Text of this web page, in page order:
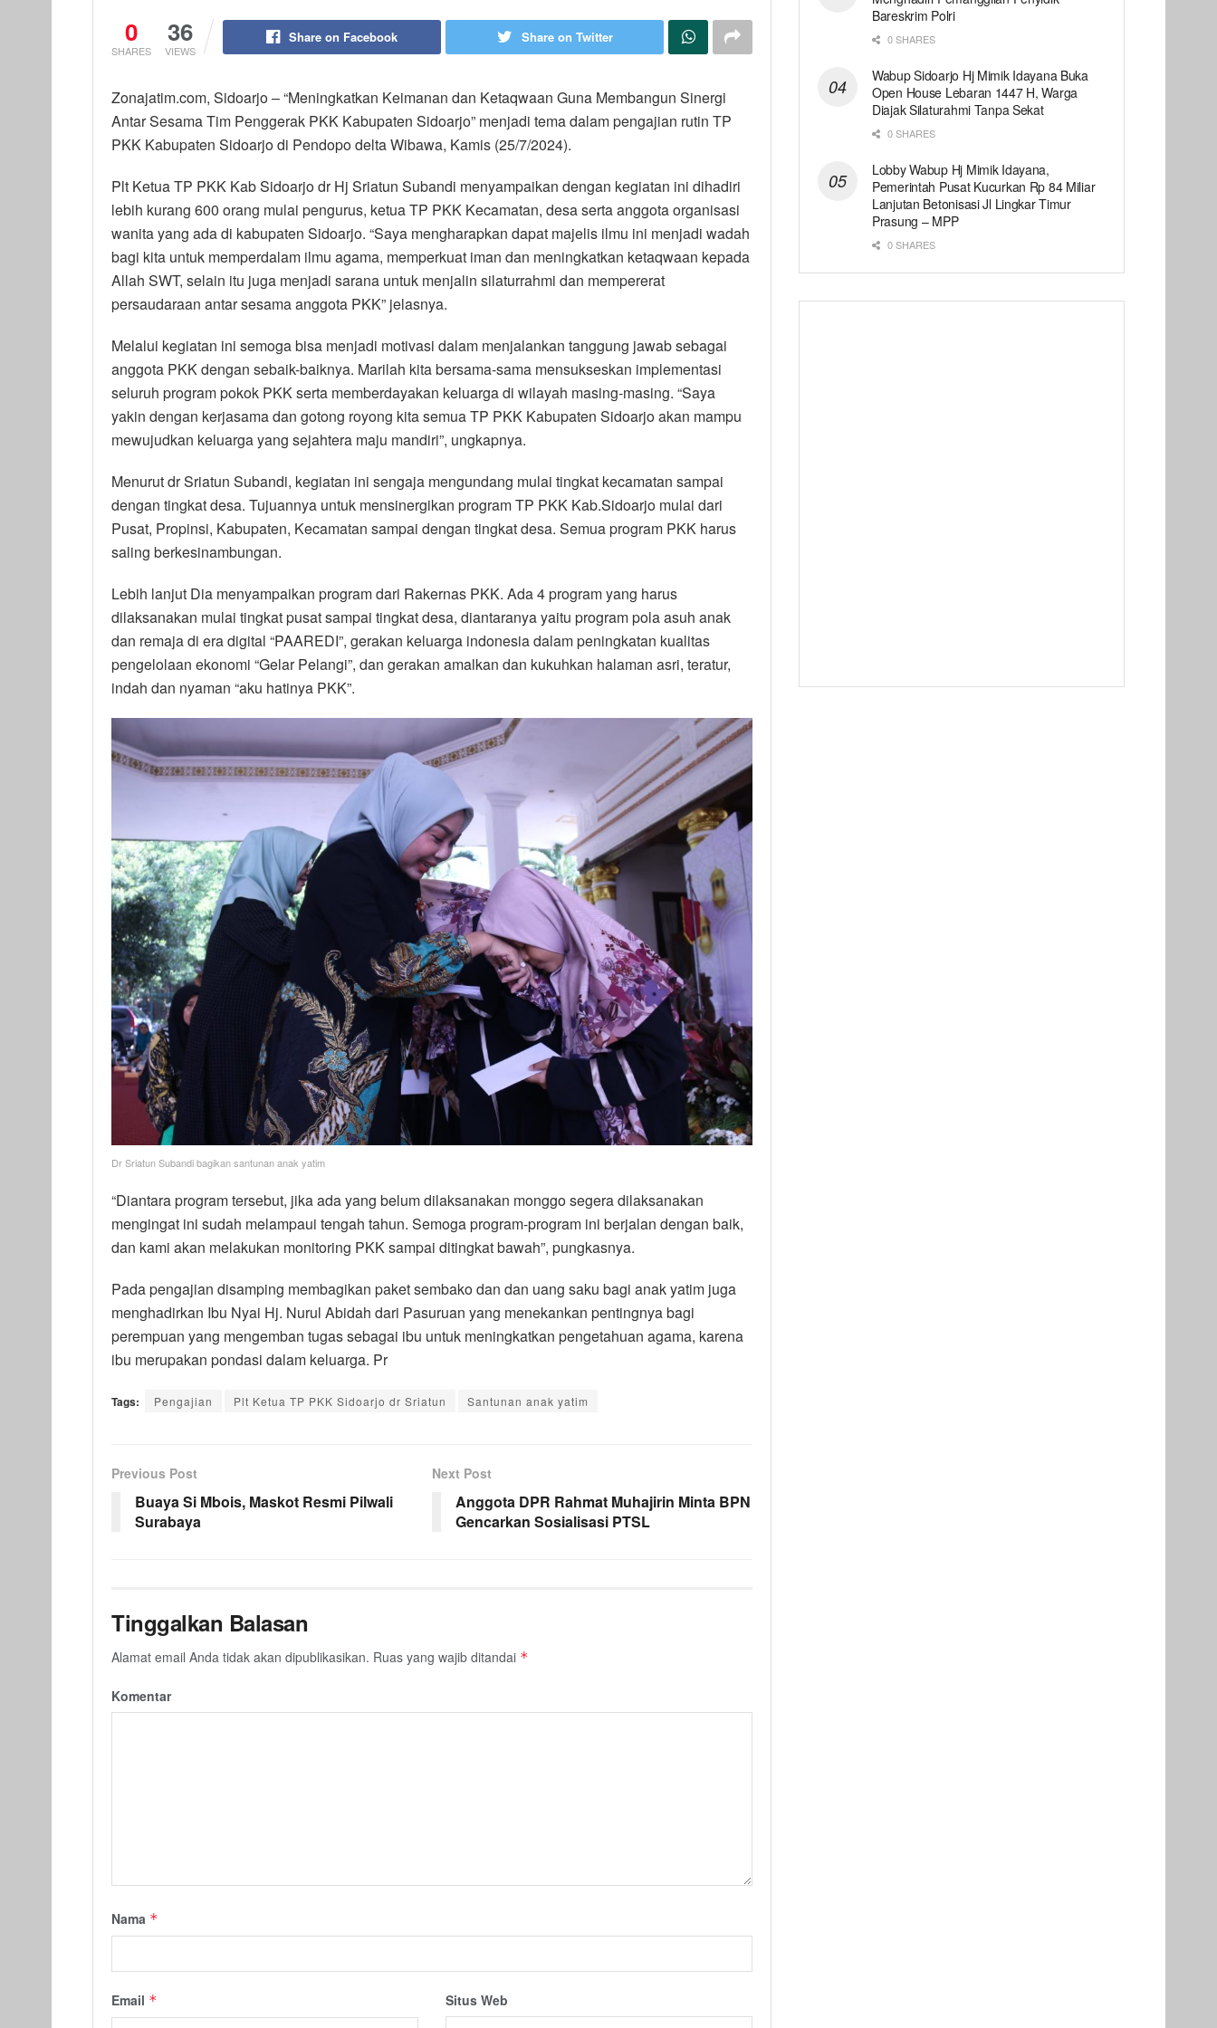
0
SHARES
36
VIEWS
Share on Facebook Share on Twitter
Zonajatim.com, Sidoarjo – “Meningkatkan Keimanan dan Ketaqwaan Guna Membangun Sinergi
Antar Sesama Tim Penggerak PKK Kabupaten Sidoarjo” menjadi tema dalam pengajian rutin TP
PKK Kabupaten Sidoarjo di Pendopo delta Wibawa, Kamis (25/7/2024).
Plt Ketua TP PKK Kab Sidoarjo dr Hj Sriatun Subandi menyampaikan dengan kegiatan ini dihadiri
lebih kurang 600 orang mulai pengurus, ketua TP PKK Kecamatan, desa serta anggota organisasi
wanita yang ada di kabupaten Sidoarjo. “Saya mengharapkan dapat majelis ilmu ini menjadi wadah
bagi kita untuk memperdalam ilmu agama, memperkuat iman dan meningkatkan ketaqwaan kepada
Allah SWT, selain itu juga menjadi sarana untuk menjalin silaturrahmi dan mempererat
persaudaraan antar sesama anggota PKK” jelasnya.
Melalui kegiatan ini semoga bisa menjadi motivasi dalam menjalankan tanggung jawab sebagai
anggota PKK dengan sebaik-baiknya. Marilah kita bersama-sama mensukseskan implementasi
seluruh program pokok PKK serta memberdayakan keluarga di wilayah masing-masing. “Saya
yakin dengan kerjasama dan gotong royong kita semua TP PKK Kabupaten Sidoarjo akan mampu
mewujudkan keluarga yang sejahtera maju mandiri”, ungkapnya.
Menurut dr Sriatun Subandi, kegiatan ini sengaja mengundang mulai tingkat kecamatan sampai
dengan tingkat desa. Tujuannya untuk mensinergikan program TP PKK Kab.Sidoarjo mulai dari
Pusat, Propinsi, Kabupaten, Kecamatan sampai dengan tingkat desa. Semua program PKK harus
saling berkesinambungan.
Lebih lanjut Dia menyampaikan program dari Rakernas PKK. Ada 4 program yang harus
dilaksanakan mulai tingkat pusat sampai tingkat desa, diantaranya yaitu program pola asuh anak
dan remaja di era digital “PAAREDI”, gerakan keluarga indonesia dalam peningkatan kualitas
pengelolaan ekonomi “Gelar Pelangi”, dan gerakan amalkan dan kukuhkan halaman asri, teratur,
indah dan nyaman “aku hatinya PKK”.
Dr Sriatun Subandi bagikan santunan anak yatim
“Diantara program tersebut, jika ada yang belum dilaksanakan monggo segera dilaksanakan
mengingat ini sudah melampaui tengah tahun. Semoga program-program ini berjalan dengan baik,
dan kami akan melakukan monitoring PKK sampai ditingkat bawah”, pungkasnya.
Pada pengajian disamping membagikan paket sembako dan dan uang saku bagi anak yatim juga
menghadirkan Ibu Nyai Hj. Nurul Abidah dari Pasuruan yang menekankan pentingnya bagi
perempuan yang mengemban tugas sebagai ibu untuk meningkatkan pengetahuan agama, karena
ibu merupakan pondasi dalam keluarga. Pr
Tags: Pengajian Plt Ketua TP PKK Sidoarjo dr Sriatun Santunan anak yatim
Previous Post
Buaya Si Mbois, Maskot Resmi Pilwali
Surabaya
Next Post
Anggota DPR Rahmat Muhajirin Minta BPN
Gencarkan Sosialisasi PTSL
Tinggalkan Balasan
Alamat email Anda tidak akan dipublikasikan. Ruas yang wajib ditandai *
Komentar
Nama *
Email * Situs Web
Bareskrim Polri
0 SHARES
Wabup Sidoarjo Hj Mimik Idayana Buka
Open House Lebaran 1447 H, Warga
Diajak Silaturahmi Tanpa Sekat
0 SHARES
Lobby Wabup Hj Mimik Idayana,
Pemerintah Pusat Kucurkan Rp 84 Miliar
Lanjutan Betonisasi Jl Lingkar Timur
Prasung – MPP
0 SHARES